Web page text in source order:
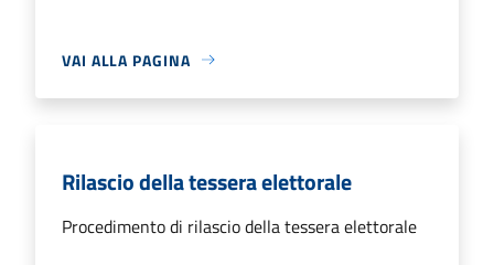
VAI ALLA PAGINA
Rilascio della tessera elettorale
Procedimento di rilascio della tessera elettorale